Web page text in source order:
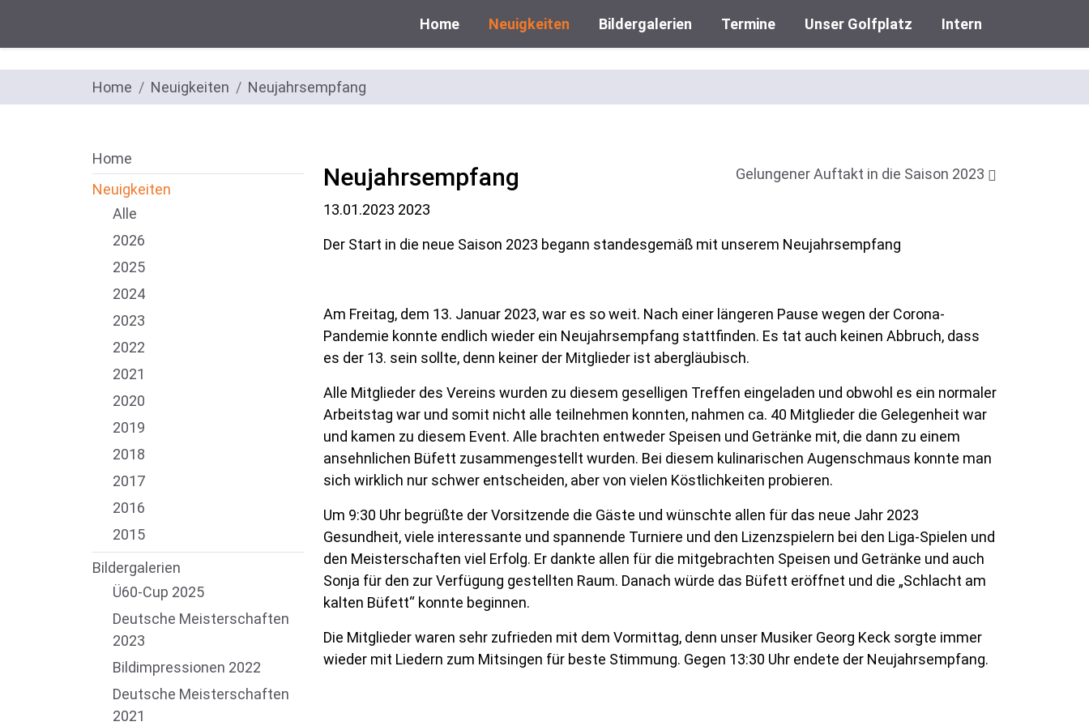
Home Neuigkeiten Bildergalerien Termine Unser Golfplatz Intern
Home Neuigkeiten Neujahrsempfang
Home
Neuigkeiten
Alle
2026
2025
2024
2023
2022
2021
2020
2019
2018
2017
2016
2015
Bildergalerien
Ü60-Cup 2025
Deutsche Meisterschaften
2023
Bildimpressionen 2022
Deutsche Meisterschaften
2021
Gelungener Auftakt in die Saison 2023
Neujahrsempfang
13.01.2023 2023
Der Start in die neue Saison 2023 begann standesgemäß mit unserem Neujahrsempfang
Am Freitag, dem 13. Januar 2023, war es so weit. Nach einer längeren Pause wegen der Corona-
Pandemie konnte endlich wieder ein Neujahrsempfang stattfinden. Es tat auch keinen Abbruch, dass
es der 13. sein sollte, denn keiner der Mitglieder ist abergläubisch.
Alle Mitglieder des Vereins wurden zu diesem geselligen Treffen eingeladen und obwohl es ein normaler
Arbeitstag war und somit nicht alle teilnehmen konnten, nahmen ca. 40 Mitglieder die Gelegenheit war
und kamen zu diesem Event. Alle brachten entweder Speisen und Getränke mit, die dann zu einem
ansehnlichen Büfett zusammengestellt wurden. Bei diesem kulinarischen Augenschmaus konnte man
sich wirklich nur schwer entscheiden, aber von vielen Köstlichkeiten probieren.
Um 9:30 Uhr begrüßte der Vorsitzende die Gäste und wünschte allen für das neue Jahr 2023
Gesundheit, viele interessante und spannende Turniere und den Lizenzspielern bei den Liga-Spielen und
den Meisterschaften viel Erfolg. Er dankte allen für die mitgebrachten Speisen und Getränke und auch
Sonja für den zur Verfügung gestellten Raum. Danach würde das Büfett eröffnet und die „Schlacht am
kalten Büfett“ konnte beginnen.
Die Mitglieder waren sehr zufrieden mit dem Vormittag, denn unser Musiker Georg Keck sorgte immer
wieder mit Liedern zum Mitsingen für beste Stimmung. Gegen 13:30 Uhr endete der Neujahrsempfang.